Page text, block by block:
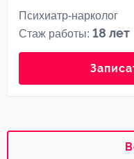
Психиатр-нарколог
Стаж работы:18 лет